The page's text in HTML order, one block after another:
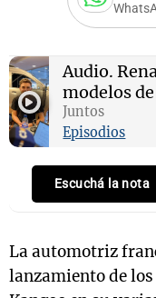
Audio.
modelos
Juntos
Episodios
Escuchá la nota
La automotriz
lanzamiento de